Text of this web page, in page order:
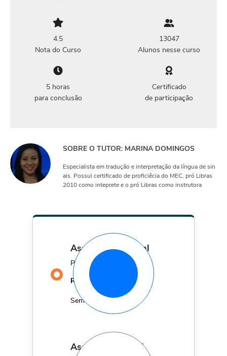
4.5
Nota do Curso
13047
Alunos nesse curso
5 horas
para conclusão
Certificado
de participação
SOBRE O TUTOR: MARINA DOMINGOS
Especialista em tradução e interpretação da língua de sin
ais. Possui certificado de proficiêcia do MEC, pró Libras
2010 como inteprete e o pró Libras como instrutora
assinatura mensal
Por apenas
R$
29,90 MÊS
Sem fidelidade
assinatura anual